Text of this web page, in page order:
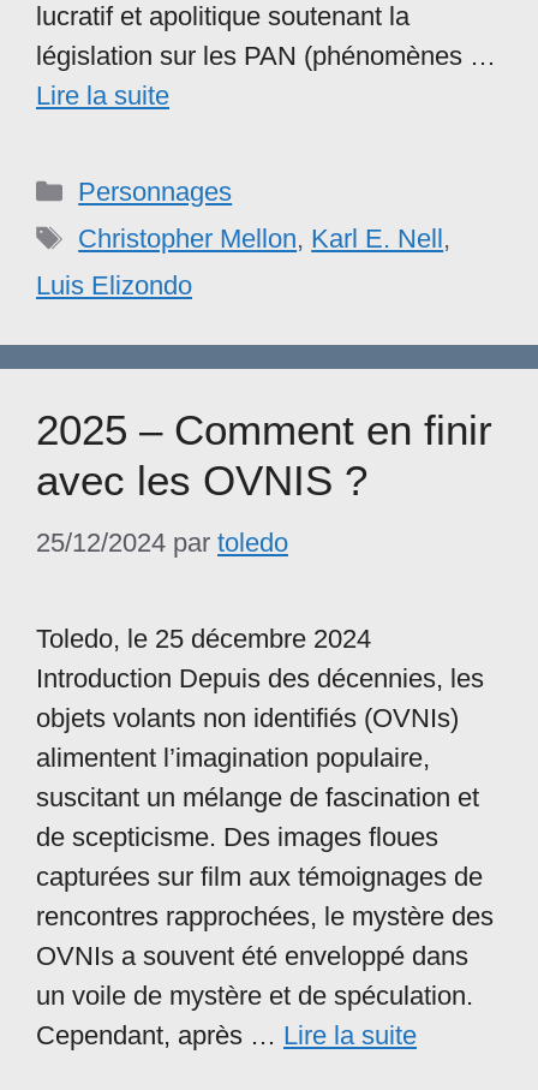
lucratif et apolitique soutenant la
législation sur les PAN (phénomènes …
Lire la suite
Catégories
Personnages
Étiquettes
Christopher Mellon, Karl E. Nell,
Luis Elizondo
2025 – Comment en finir
avec les OVNIS ?
25/12/2024 par toledo
Toledo, le 25 décembre 2024
Introduction Depuis des décennies, les
objets volants non identifiés (OVNIs)
alimentent l’imagination populaire,
suscitant un mélange de fascination et
de scepticisme. Des images floues
capturées sur film aux témoignages de
rencontres rapprochées, le mystère des
OVNIs a souvent été enveloppé dans
un voile de mystère et de spéculation.
Cependant, après … Lire la suite